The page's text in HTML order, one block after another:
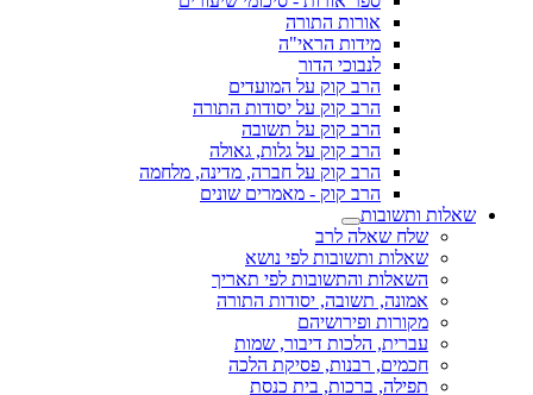
אורות התורה
מידות הראי"ה
לנבוכי הדור
הרב קוק על המועדים
הרב קוק על יסודות התורה
הרב קוק על תשובה
הרב קוק על גלות, גאולה
הרב קוק על חברה, מדינה, מלחמה
הרב קוק - מאמרים שונים
שאלות ותשובות
שלח שאלה לרב
שאלות ותשובות לפי נושא
השאלות והתשובות לפי תאריך
אמונה, תשובה, יסודות התורה
מקורות ופירושיהם
עברית, הלכות דיבור, שמות
חכמים, רבנות, פסיקת הלכה
תפילה, ברכות, בית כנסת